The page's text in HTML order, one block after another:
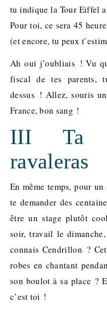
tu indique la Tour Eiffel
Pour toi, ce sera 45
(et encore, tu peux
Ah oui j’oubliais ! Vu
fiscal de tes parents,
dessus ! Allez, souris
France, bon sang !
III Ta
ravaleras
En même temps, pour
te demander des
être un stage plutôt
soir, travail le
connais Cendrillon ?
robes en chantant
son boulot à sa place ?
c’est toi !